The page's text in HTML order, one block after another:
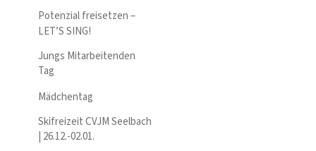
Potenzial freisetzen –
LET’S SING!
Jungs Mitarbeitenden
Tag
Mädchentag
Skifreizeit CVJM Seelbach
| 26.12.-02.01.